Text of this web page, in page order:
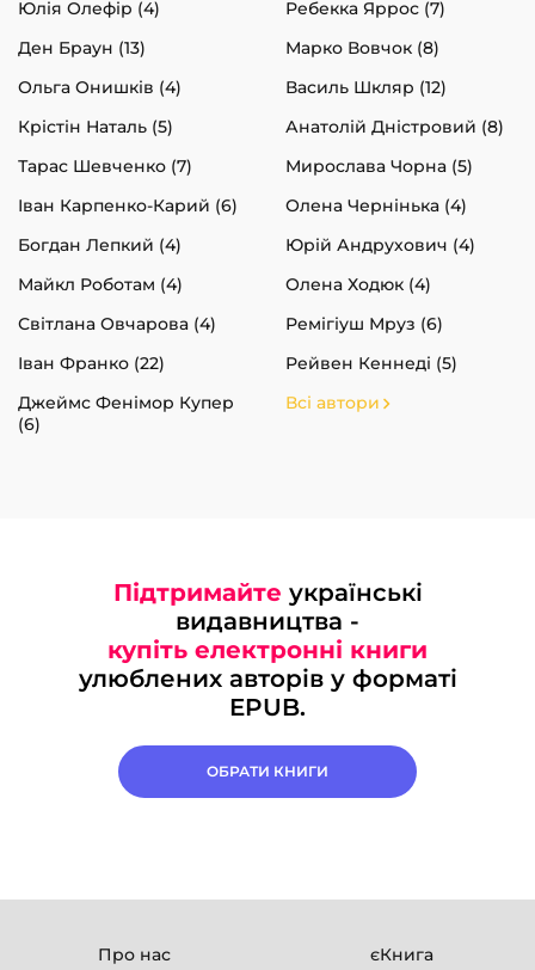
Юлія Олефір (4)
Ребекка Яррос (7)
Ден Браун (13)
Марко Вовчок (8)
Ольга Онишків (4)
Василь Шкляр (12)
Крістін Наталь (5)
Анатолій Дністровий (8)
Тарас Шевченко (7)
Мирослава Чорна (5)
Іван Карпенко-Карий (6)
Олена Чернінька (4)
Богдан Лепкий (4)
Юрій Андрухович (4)
Майкл Роботам (4)
Олена Ходюк (4)
Світлана Овчарова (4)
Ремігіуш Мруз (6)
Іван Франко (22)
Рейвен Кеннеді (5)
Джеймс Фенімор Купер
(6)
Всі автори
Підтримайте українські
видавництва -
купіть електронні книги
улюблених авторів у форматі
EPUB.
ОБРАТИ КНИГИ
Про нас єКнига